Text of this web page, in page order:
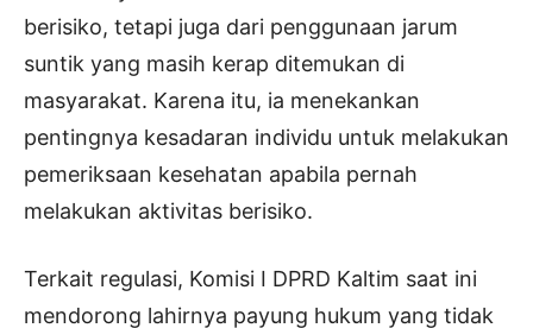
berisiko, tetapi juga dari penggunaan jarum
suntik yang masih kerap ditemukan di
masyarakat. Karena itu, ia menekankan
pentingnya kesadaran individu untuk melakukan
pemeriksaan kesehatan apabila pernah
melakukan aktivitas berisiko.
Terkait regulasi, Komisi I DPRD Kaltim saat ini
mendorong lahirnya payung hukum yang tidak